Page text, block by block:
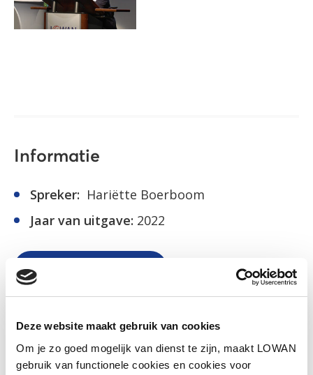
Deze website maakt gebruik van cookies
Om je zo goed mogelijk van dienst te zijn, maakt LOWAN
gebruik van functionele cookies en cookies voor
Informatie
Spreker: Hariëtte Boerboom
Jaar van uitgave: 2022